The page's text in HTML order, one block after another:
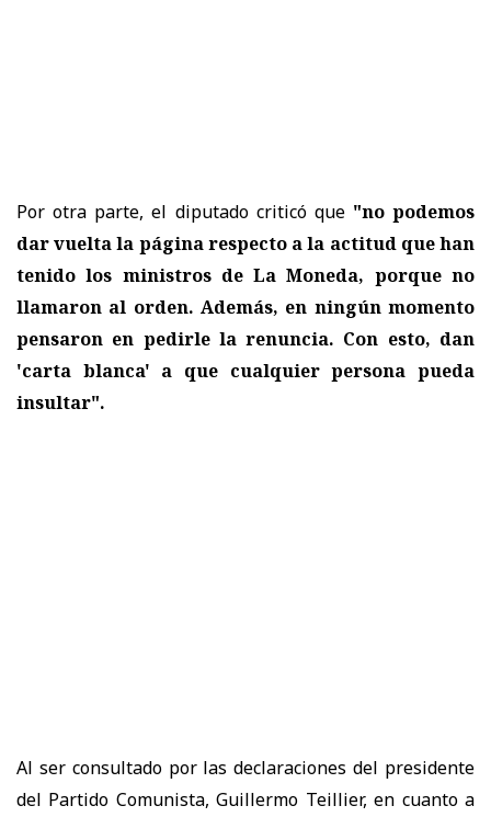
Por otra parte, el diputado criticó que "no podemos
dar vuelta la página respecto a la actitud que han
tenido los ministros de La Moneda, porque no
llamaron al orden. Además, en ningún momento
pensaron en pedirle la renuncia. Con esto, dan
'carta blanca' a que cualquier persona pueda
insultar".
Al ser consultado por las declaraciones del presidente
del Partido Comunista, Guillermo Teillier, en cuanto a